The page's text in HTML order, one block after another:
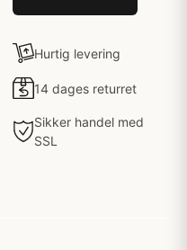
Hurtig levering
14 dages returret
Sikker handel med
SSL